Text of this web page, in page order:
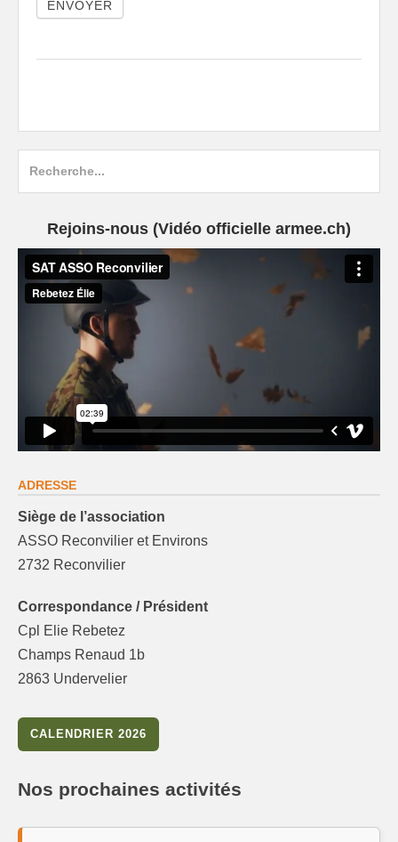
ENVOYER
Rejoins-nous (Vidéo officielle armee.ch)
ADRESSE
Siège de l’association
ASSO Reconvilier et Environs
2732 Reconvilier
Correspondance / Président
Cpl Elie Rebetez
Champs Renaud 1b
2863 Undervelier
CALENDRIER 2026
Nos prochaines activités